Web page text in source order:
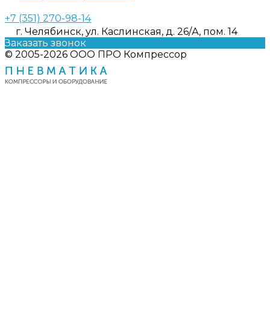
+7 (351) 270-98-14
г. Челябинск, ул. Каслинская, д. 26/А, пом. 14
Заказать звонок
© 2005-2026 ООО ПРО Компрессор